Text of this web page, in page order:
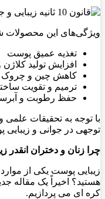
ویژگی‌های این محصولات
تغذیه عمیق پوست
افزایش تولید کلاژن
کاهش چین و
ترمیم و تقویت
حفظ رطوبت و
توجهی در جوانی و زیبایی
چرا زنان و دختران انقدر
زیبایی پوست یکی از
هستید؟ اخیراً یک مقاله
کره ای می پردازیم.